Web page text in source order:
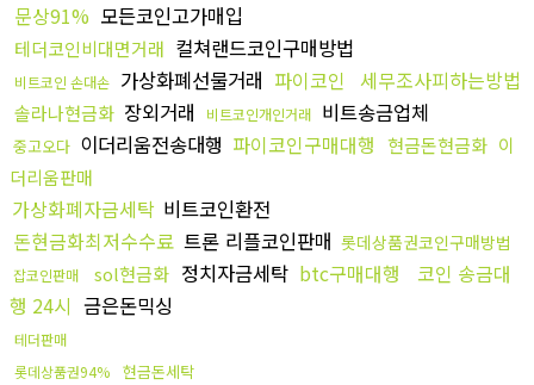
문상91% 모든코인고가매입
테더코인비대면거래 컬쳐랜드코인구매방법
비트코인 손대손 가상화폐선물거래 파이코인 세무조사피하는방법
솔라나현금화 장외거래 비트코인개인거래 비트송금업체
중고오다 이더리움전송대행 파이코인구매대행 현금돈현금화 이
더리움판매
가상화폐자금세탁 비트코인환전
돈현금화최저수수료 트론 리플코인판매 롯데상품권코인구매방법
잡코인판매 sol현금화 정치자금세탁 btc구매대행
코인 송금대
행 24시 금은돈믹싱
테더판매
롯데상품권94%
현금돈세탁